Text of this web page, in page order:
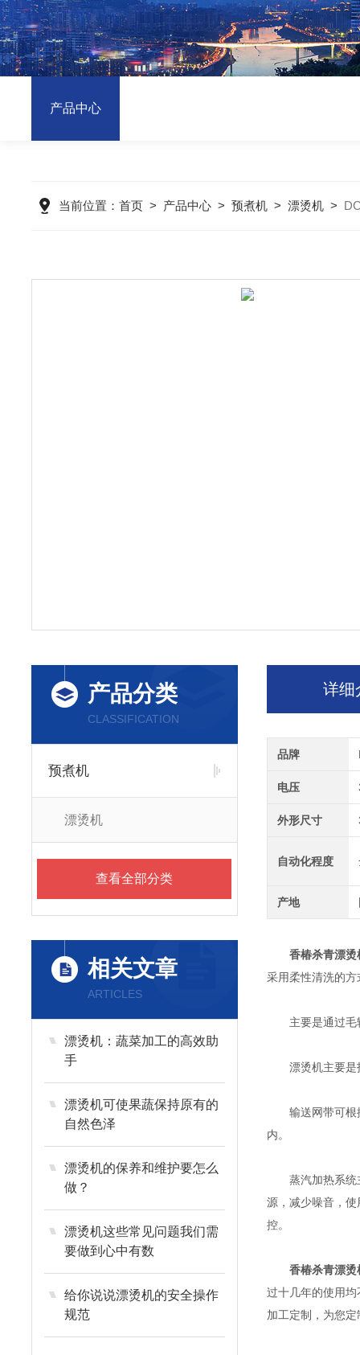
产品中心
当前位置： 首页 > 产品中心 > 预煮机 > 漂烫机 >
产品分类
CLASSIFICATION
预煮机
漂烫机
查看全部分类
相关文章
ARTICLES
漂烫机：蔬菜加工的高效助
手
漂烫机可使果蔬保持原有的
自然色泽
漂烫机的保养和维护要怎么
做？
漂烫机这些常见问题我们需
要做到心中有数
给你说说漂烫机的安全操作
规范
详细
品牌
电压
外形尺寸
自动化程度
产地
香椿杀青漂烫
采用柔性清洗的
主要是通过毛辊
漂烫机主要是
输送网带可根据
内。
蒸汽加热系统主
源，减少噪音，
控。
香椿杀青漂烫
过十几年的使用
加工定制，为您